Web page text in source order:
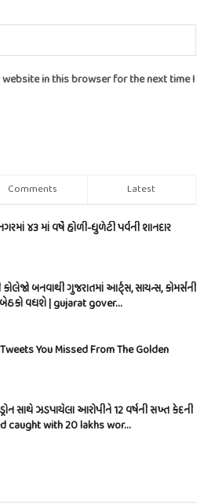
website in this browser for the next time I
Comments Latest
૪૩ માં વર્ષે હોળી-ધુળેટી પર્વની શાનદાર
કોલેજો બનવાથી ગુજરાતમાં આર્ટ્સ, સાયન્સ, કોમર્સની
વધશે | gujarat gover…
You Missed From The Golden
સાથે ઝડપાયેલા આરોપીને 12 વર્ષની સખ્ત કેદની
caught with 20 lakhs wor…